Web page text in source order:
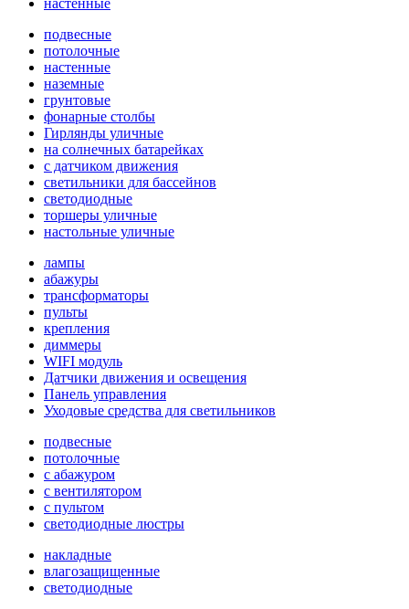
настенные
подвесные
потолочные
настенные
наземные
грунтовые
фонарные столбы
Гирлянды уличные
на солнечных батарейках
с датчиком движения
светильники для бассейнов
светодиодные
торшеры уличные
настольные уличные
лампы
абажуры
трансформаторы
пульты
крепления
диммеры
WIFI модуль
Датчики движения и освещения
Панель управления
Уходовые средства для светильников
подвесные
потолочные
с абажуром
с вентилятором
с пультом
светодиодные люстры
накладные
влагозащищенные
светодиодные